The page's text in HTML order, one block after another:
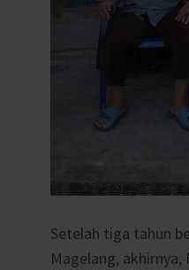
Setelah tiga tahun
Magelang, akhirnya,